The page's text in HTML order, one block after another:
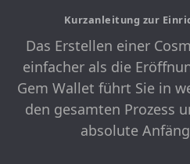
Kurzanleitung zur
Das Erstellen einer
einfacher als die
Gem Wallet führt Sie in
den gesamten Prozess
absolute